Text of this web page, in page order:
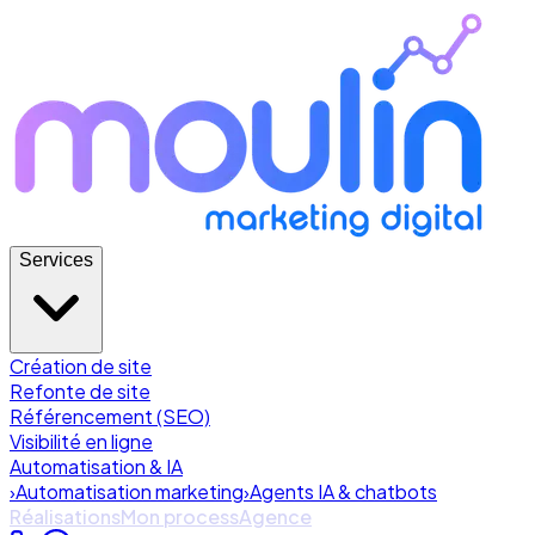
Services
Création de site
Refonte de site
Référencement (SEO)
Visibilité en ligne
Automatisation & IA
›Automatisation marketing›Agents IA & chatbots
RéalisationsMon processAgence